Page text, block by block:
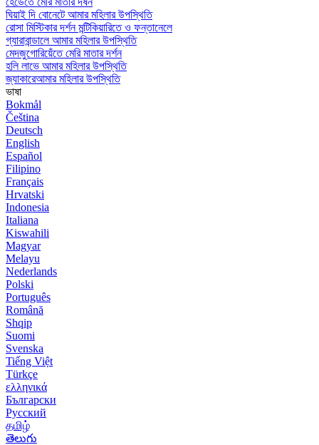
ঘিয়াই দি বোনেটে আমার মহিলার উপস্থিতি
রোসা মিস্টিকার দর্শন মন্টিকিয়ারিতে ও ফন্তানেলে
গ্যারাবান্ডালে আমার মহিলার উপস্থিতি
মেদজুগোরিয়েঁতে মেরি মাতার দর্শন
হলি লাভে আমার মহিলার উপস্থিতি
জ্যাকারেআমার মহিলার উপস্থিতি
ভাষা
Bokmål
Čeština
Deutsch
English
Español
Filipino
Français
Hrvatski
Indonesia
Italiana
Kiswahili
Magyar
Melayu
Nederlands
Polski
Português
Română
Shqip
Suomi
Svenska
Tiếng Việt
Türkçe
ελληνικά
Български
Русский
தமிழ்
తెలుగు